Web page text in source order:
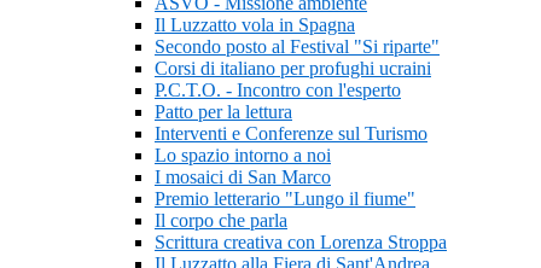
Il Luzzatto vola in Spagna
Secondo posto al Festival "Si riparte"
Corsi di italiano per profughi ucraini
P.C.T.O. - Incontro con l'esperto
Patto per la lettura
Interventi e Conferenze sul Turismo
Lo spazio intorno a noi
I mosaici di San Marco
Premio letterario "Lungo il fiume"
Il corpo che parla
Scrittura creativa con Lorenza Stroppa